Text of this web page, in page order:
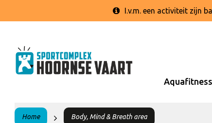
I.v.m. een activiteit zijn
Aquafitness
Home Body, Mind & Breath area